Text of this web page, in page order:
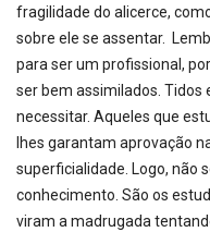
fragilidade do alicerce,
sobre ele se assentar.
para ser um profissional,
ser bem assimilados.
necessitar. Aqueles que
lhes garantam aprovação
superficialidade. Logo, não
conhecimento. São os
viram a madrugada